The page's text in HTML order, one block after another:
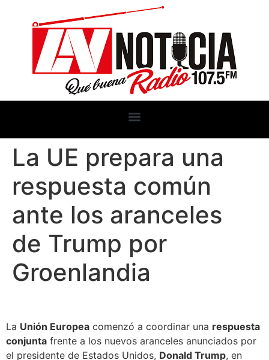
La UE prepara una
respuesta común
ante los aranceles
de Trump por
Groenlandia
La Unión Europea comenzó a coordinar una respuesta
conjunta frente a los nuevos aranceles anunciados por
el presidente de Estados Unidos, Donald Trump, en